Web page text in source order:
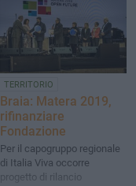
TERRITORIO
Braia: Matera 2019,
rifinanziare
Fondazione
Per il capogruppo regionale
di Italia Viva occorre
progetto di rilancio